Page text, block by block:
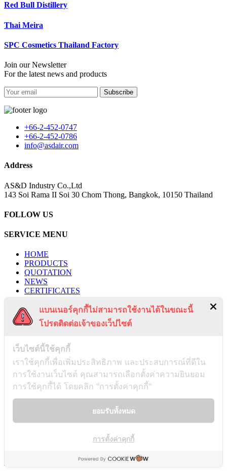
Red Bull Distillery
Thai Meira
SPC Cosmetics Thailand Factory
Join our Newsletter
For the latest news and products
Subscribe
+66-2-452-0747
+66-2-452-0786
info@asdair.com
Address
AS&D Industry Co.,Ltd
143 Soi Rama II Soi 30 Chom Thong, Bangkok, 10150 Thailand
FOLLOW US
SERVICE MENU
HOME
PRODUCTS
QUOTATION
NEWS
CERTIFICATES
CONTACT US
PRIVACY POLICY
TERMS & CONDITIONS
RECENT POSTS
Payment Notification
AS & D INDUSTRY Co., LTD. @2021. All right reserved
แบนเนอร์คุกกี้ไม่สามารถใช้งานได้ในขณะนี้
โปรดติดต่อเจ้าของเว็ปไซต์
เว็บไซต์นี้ใช้คุกกี้
เราใช้คุกกี้เพื่อเพิ่มประสิทธิภาพ และประสบการณ์ที่ดีใน
การใช้งานเว็บไซต์ คุณสามารถเลือกตั้งค่าความยินยอม
การใช้คุกกี้ได้ โดยคลิก "การตั้งค่าคุกกี้"
ยอมรับทั้งหมด
การตั้งค่าคุกกี้